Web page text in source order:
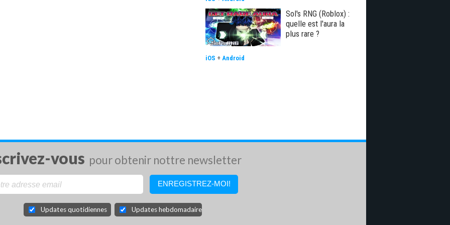
Sol's RNG (Roblox) :
quelle est l'aura la
plus rare ?
iOS + Android
vous pour obtenir nottre newsletter
Updates quotidiennes Updates hebdomadaires